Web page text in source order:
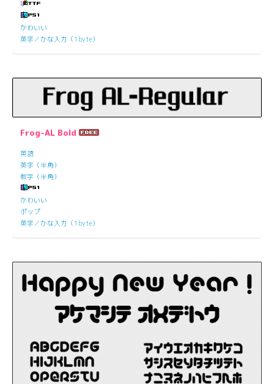
かわいい
英字／かな入力（1byte）
Frog-AL Bold
英語
英字（半角）
数字（半角）
かわいい
ポップ
英字／かな入力（1byte）